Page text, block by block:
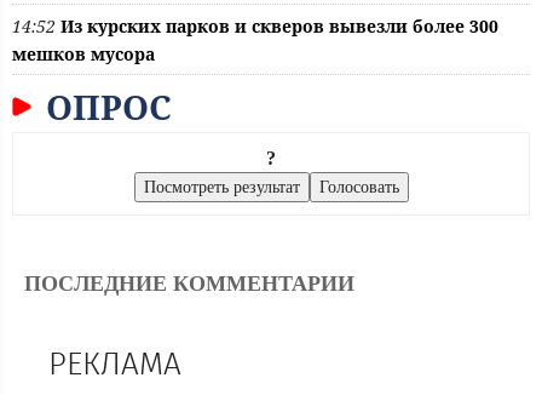
14:52 Из курских парков и скверов вывезли более 300
мешков мусора
ОПРОС
?
ПОСЛЕДНИЕ КОММЕНТАРИИ
РЕКЛАМА